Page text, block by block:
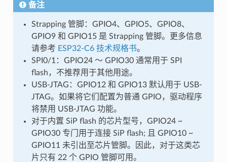
备注
Strapping 管脚：GPIO4、GPIO5、GPIO8、
GPIO9 和 GPIO15 是 Strapping 管脚。更多信息
请参考 ESP32-C6 技术规格书。
SPI0/1：GPIO24 ～ GPIO30 通常用于 SPI
flash，不推荐用于其他用途。
USB-JTAG：GPIO12 和 GPIO13 默认用于 USB-
JTAG。如果将它们配置为普通 GPIO，驱动程序
将禁用 USB-JTAG 功能。
对于内置 SiP flash 的芯片型号，GPIO24 ~
GPIO30 专门用于连接 SiP flash; 且 GPIO10 ~
GPIO11 未引出至芯片管脚。因此，对于这类芯
片只有 22 个 GPIO 管脚可用。